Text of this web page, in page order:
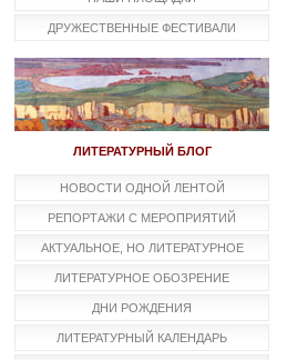
ДРУЖЕСТВЕННЫЕ ФЕСТИВАЛИ
ЛИТЕРАТУРНЫЙ БЛОГ
НОВОСТИ ОДНОЙ ЛЕНТОЙ
РЕПОРТАЖИ С МЕРОПРИЯТИЙ
АКТУАЛЬНОЕ, НО ЛИТЕРАТУРНОЕ
ЛИТЕРАТУРНОЕ ОБОЗРЕНИЕ
ДНИ РОЖДЕНИЯ
ЛИТЕРАТУРНЫЙ КАЛЕНДАРЬ